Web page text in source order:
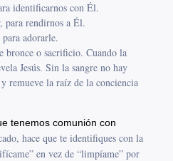
identificarnos con Él.
para rendirnos a Él.
adorarle.
bronce o sacrificio. Cuando la
Jesús. Sin la sangre no hay
remueve la raíz de la conciencia
tenemos comunión con
hace que te identifiques con la
en vez de “limpíame” por